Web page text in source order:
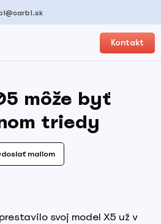
Kontakt
môže byť
triedy
mailom
svoj model X5 už v